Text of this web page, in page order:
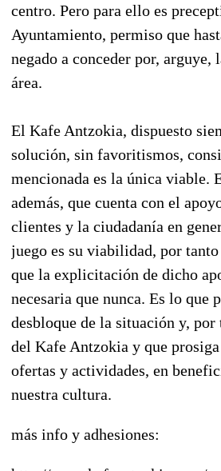
centro. Pero para ello es
Ayuntamiento, permiso que
negado a conceder por, arguye,
área.
El Kafe Antzokia, dispuesto
solución, sin favoritismos,
mencionada es la única viable.
además, que cuenta con el
clientes y la ciudadanía en
juego es su viabilidad, por
que la explicitación de dicho
necesaria que nunca. Es lo que
desbloque de la situación y,
del Kafe Antzokia y que
ofertas y actividades, en
nuestra cultura.
más info y adhesiones: